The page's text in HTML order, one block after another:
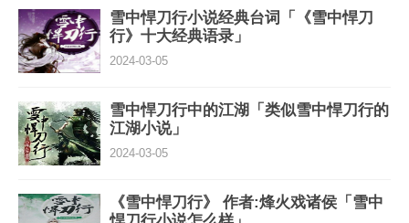
雪中悍刀行小说经典台词「《雪中悍刀
行》十大经典语录」
2024-03-05
雪中悍刀行中的江湖「类似雪中悍刀行的
江湖小说」
2024-03-05
《雪中悍刀行》 作者:烽火戏诸侯「雪中